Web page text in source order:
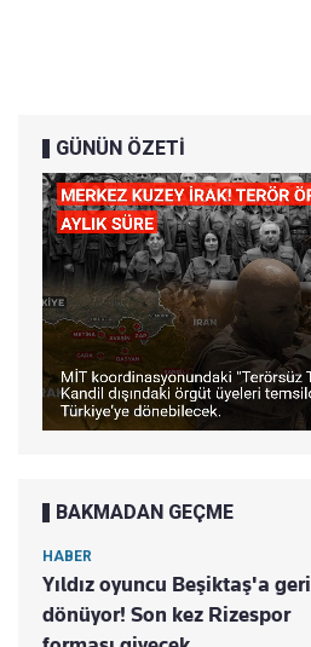
GÜNÜN ÖZETİ
BAKMADAN GEÇME
HABER
Yıldız oyuncu Beşiktaş'a geri
dönüyor! Son kez Rizespor